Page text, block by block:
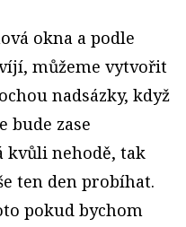
okna a podle
můžeme vytvořit
nadsázky, když
bude zase
kvůli nehodě, tak
ten den probíhat.
pokud bychom